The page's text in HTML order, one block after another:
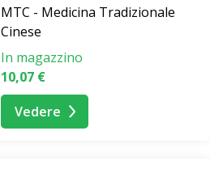
MTC - Medicina Tradizionale
Cinese
In magazzino
10,07 €
Vedere